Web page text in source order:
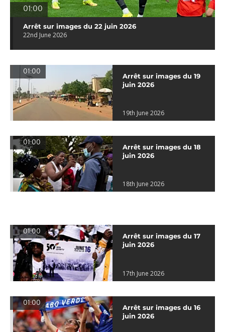
01:00
Arrêt sur images du 22 juin 2026
22nd June 2026
01:00
Arrêt sur images du 19
juin 2026
19th June 2026
01:00
Arrêt sur images du 18
juin 2026
18th June 2026
01:00
Arrêt sur images du 17
juin 2026
17th June 2026
01:00
Arrêt sur images du 16
juin 2026